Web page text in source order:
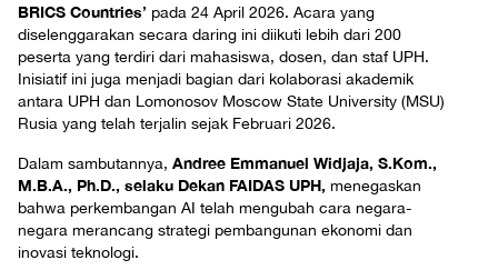
BRICS Countries’ pada 24 April 2026. Acara yang
diselenggarakan secara daring ini diikuti lebih dari 200
peserta yang terdiri dari mahasiswa, dosen, dan staf UPH.
Inisiatif ini juga menjadi bagian dari kolaborasi akademik
antara UPH dan Lomonosov Moscow State University (MSU)
Rusia yang telah terjalin sejak Februari 2026.
Dalam sambutannya, Andree Emmanuel Widjaja, S.Kom.,
M.B.A., Ph.D., selaku Dekan FAIDAS UPH, menegaskan
bahwa perkembangan AI telah mengubah cara negara-
negara merancang strategi pembangunan ekonomi dan
inovasi teknologi.